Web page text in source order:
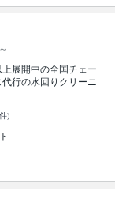
展開中の全国チェー
行の水回りクリーニ
)